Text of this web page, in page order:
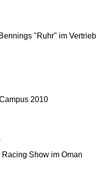
"Ruhr" im Vertrieb
2010
Show im Oman